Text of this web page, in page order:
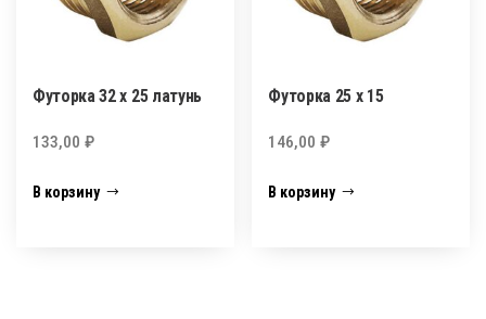
Футорка 32 х 25 латунь
133,00 ₽
В корзину
Футорка 25 х 15
146,00₽
В корзину